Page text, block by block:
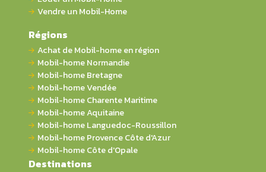
Vendre un Mobil-Home
Régions
Achat de Mobil-home en région
Mobil-home Normandie
Mobil-home Bretagne
Mobil-home Vendée
Mobil-home Charente Maritime
Mobil-home Aquitaine
Mobil-home Languedoc-Roussillon
Mobil-home Provence Côte d'Azur
Mobil-home Côte d'Opale
Destinations